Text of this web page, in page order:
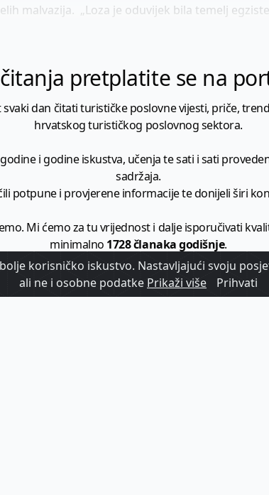
malvazija. „Loza je oduvijek bila temelj
pretplatite se na
dan čitati turističke poslovne vijesti, priče,
hrvatskog turističkog poslovnog sektora.
i godine iskustva, učenja te sati i sati
sadržaja.
potpune i provjerene informacije te donijeli širi
Mi ćemo za tu vrijednost i dalje isporučivati
minimalno 1728 članaka godišnje.
- vaš izvor informacija iz poslovnog svijeta
korisničko iskustvo. Nastavljajući svoju
ali ne i osobne podatke Prikaži više Prihvati